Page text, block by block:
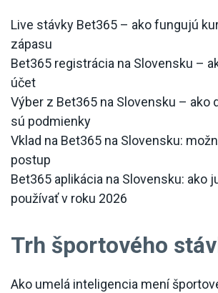
Live stávky Bet365 – ako fungujú
zápasu
Bet365 registrácia na Slovensku –
účet
Výber z Bet365 na Slovensku – ako
sú podmienky
Vklad na Bet365 na Slovensku:
postup
Bet365 aplikácia na Slovensku: ako
používať v roku 2026
Trh športového
Ako umelá inteligencia mení